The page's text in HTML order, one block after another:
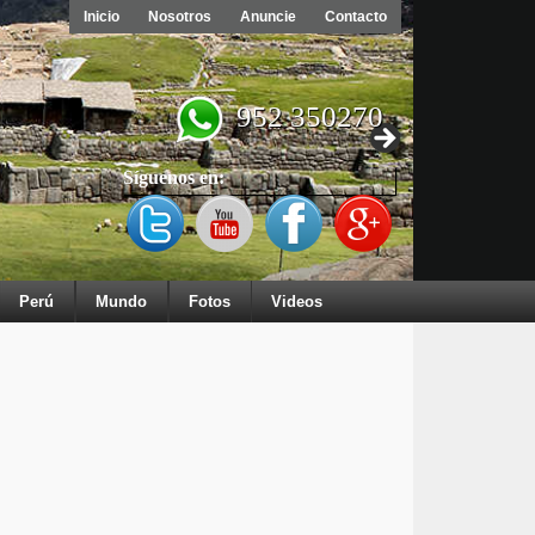
Inicio Nosotros Anuncie Contacto
952 350270
Síguenos en:
Perú Mundo Fotos Videos